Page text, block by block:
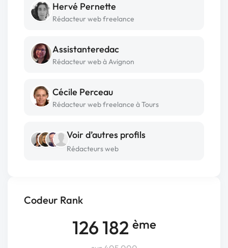
Codeur Rank
126 182 ème
Hervé Pernette
Rédacteur web freelance
Assistanteredac
Rédacteur web à Avignon
Cécile Perceau
Rédacteur web freelance à Tours
Voir d’autres profils
Rédacteurs web